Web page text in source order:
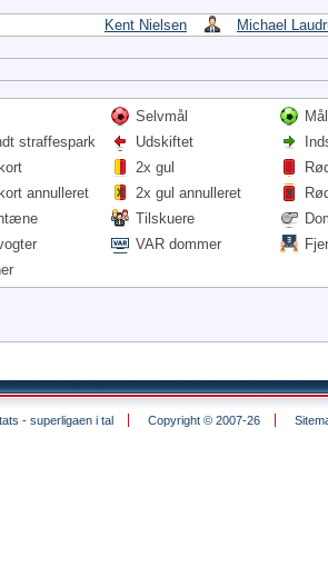
Kent Nielsen Michael
Selvmål
straffespark
Udskiftet
2x gul
annulleret
2x gul annulleret
Tilskuere
VAR dommer
- superligaen i tal Copyright © 2007-26